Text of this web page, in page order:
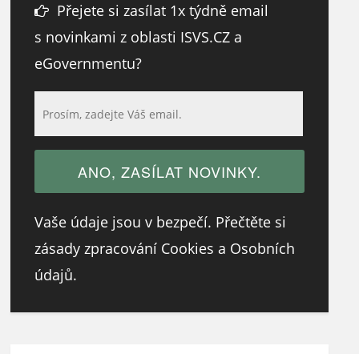
Přejete si zasílat 1x týdně email
s novinkami z oblasti ISVS.CZ a
eGovernmentu?
Vaše údaje jsou v bezpečí. Přečtěte si
zásady zpracování Cookies a Osobních
údajů.